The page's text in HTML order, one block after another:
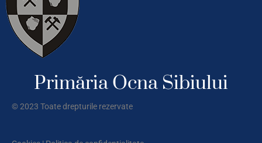
Primăria Ocna Sibiului
© 2023 Toate drepturile rezervate